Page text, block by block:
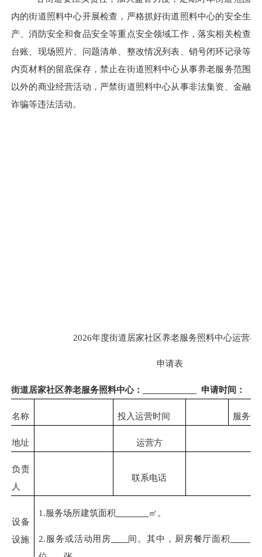
内的街道照料中心开展检查，严格抓好街道照料中心的安全生
产、消防安全和食品安全等重点安全领域工作，落实相关检查
台账、现场照片、问题清单、整改情况列表、销号闭环记录等
内页材料的留底保存，禁止在街道照料中心从事养老服务范围
以外的商业经营活动，严禁街道照料中心从事非法集资、金融
诈骗等违法活动。
2026年度街道居家社区养老服务照料中心运营补
申请表
街道居家社区养老服务照料中心： 申请时间：
名称 投入运营时间 服务热
地址 运营方
负责
人
联系电话
设备
设施
1.服务场所建筑面积 ㎡。
2. 服务或活动用房 间。其中，厨房餐厅面积